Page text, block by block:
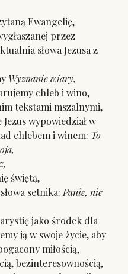
Ewangelię,
przez
słowa Jezusa z
Wyznanie wiary,
chleb i wino,
tekstami mszalnymi,
wypowiedział w
chlebem i winem: To
świętą,
setnika: Panie, nie
jako środek dla
ją w swoje życie, aby
miłością,
bezinteresownością,